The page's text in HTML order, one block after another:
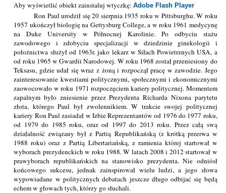
Aby wyświetlić obiekt zainstaluj wtyczkę:Adobe Flash Player
Ron Paul urodził się 20 sierpnia 1935 roku w Pittsburghu. W roku
1957 ukończył biologię na Gettysburg College, a w roku 1961 medycynę
na Duke University w Północnej Karolinie. Po odbyciu stażu
zawodowego i zdobyciu specjalizacji w dziedzinie ginekologii i
położnictwa służył od 1963r. jako lekarz w Siłach Powietrznych USA, a
od roku 1965 w Gwardii Narodowej. W roku 1968 został przeniesiony do
Teksasu, gdzie udał się wraz z żoną i rozpoczął pracę w zawodzie. Jego
zainteresowanie kwestiami politycznymi, społecznymi i ekonomicznymi
zaowocowało w roku 1971 rozpoczęciem kariery politycznej. Momentem
zapalnym było zniesienie przez Prezydenta Richarda Nixona parytetu
złota, którego Paul był zwolennikiem. W trakcie swojej politycznej
kariery Ron Paul zasiadał w Izbie Reprezentantów od 1976 do 1977 roku,
od 1979 do 1985 roku, oraz od 1997 do 2013 roku. Przez całą swą
działalność związany był z Partią Republikańską (z krótką przerwa w
1988 roku) oraz z Partią Libertariańską, z ramienia której startował w
wyborach prezydenckich w roku 1988. W latach 2008 i 2012 startował w
prawyborach republikańskich na stanowisko prezydenta. Nie odniósł
końcowego sukcesu, jednak zainspirował wielu ludzi, a jego słowa
wypowiadane w politycznych debatach jeszcze długo odbijać się będą
echem w głowach tych, którzy go słuchali.